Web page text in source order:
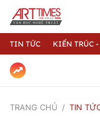
TIN TỨC KIẾN TRÚC -
TRANG CHỦ TIN